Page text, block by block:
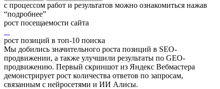
с процессом работ и результатов можно ознакомиться нажав
“подробнее”
рост посещаемости сайта
рост позиций в топ-10 поиска
Мы добились значительного роста позиций в SEO-
продвижении, а также улучшили результаты по GEO-
продвижению. Первый скриншот из Яндекс Вебмастера
демонстрирует рост количества ответов по запросам,
связанным с нейросетями и ИИ Алисы.